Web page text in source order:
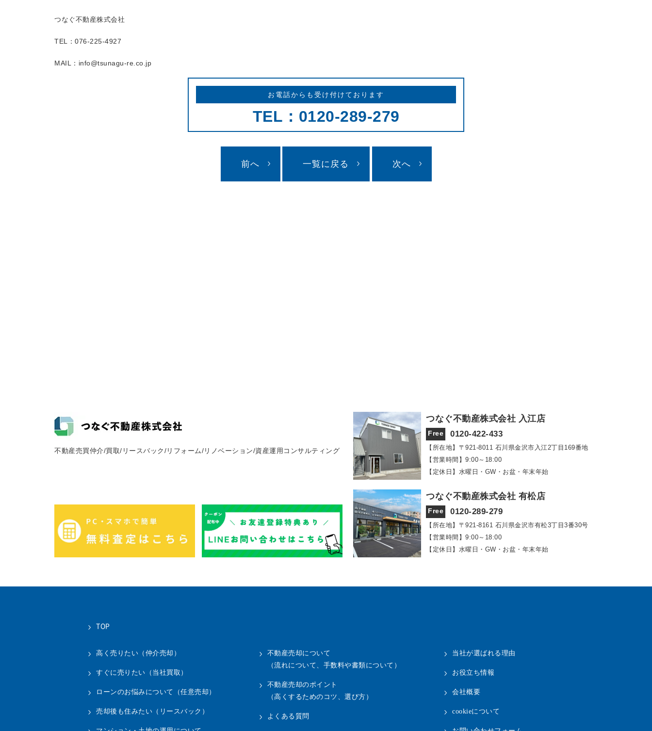
つなぐ不動産株式会社
TEL：076-225-4927
MAIL：info@tsunagu-re.co.jp
お電話からも受け付けております
TEL：0120-289-279
前へ 一覧に戻る 次へ
不動産売買仲介/買取/リースバック/リフォーム/リノベーション/資産運用コンサルティング
つなぐ不動産株式会社 入江店
Free 0120-422-433
【所在地】〒921‐8011 石川県金沢市入江2丁目169番地
【営業時間】9:00～18:00
【定休日】水曜日・GW・お盆・年末年始
つなぐ不動産株式会社 有松店
Free 0120-289-279
【所在地】〒921‐8161 石川県金沢市有松3丁目3番30号
【営業時間】9:00～18:00
【定休日】水曜日・GW・お盆・年末年始
TOP
高く売りたい（仲介売却）
すぐに売りたい（当社買取）
ローンのお悩みについて（任意売却）
売却後も住みたい（リースバック）
不動産売却について
（流れについて、手数料や書類について）
不動産売却のポイント
（高くするためのコツ、選び方）
よくある質問
当社が選ばれる理由
お役立ち情報
会社概要
cookieについて